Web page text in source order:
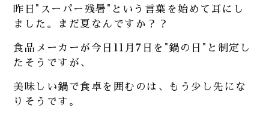
昨日"スーパー残暑"という言葉を始めて耳にし
ました。まだ夏なんですか？？
食品メーカーが今日11月7日を"鍋の日"と制定し
たそうですが、
美味しい鍋で食卓を囲むのは、もう少し先にな
りそうです。